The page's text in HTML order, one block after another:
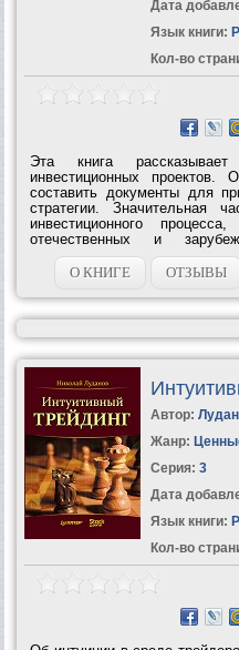
Дата
Язык книги:
Кол-во
Эта книга
инвестиционных проектов.
составить документы для
стратегии. Значительная
инвестиционного
отечественных и
инновационных процессов.
таблиц и графиков, содержит
О КНИГЕ ОТЗЫВЫ
Автор:
Жанр:
Серия: 3
Дата
Язык книги:
Кол-во